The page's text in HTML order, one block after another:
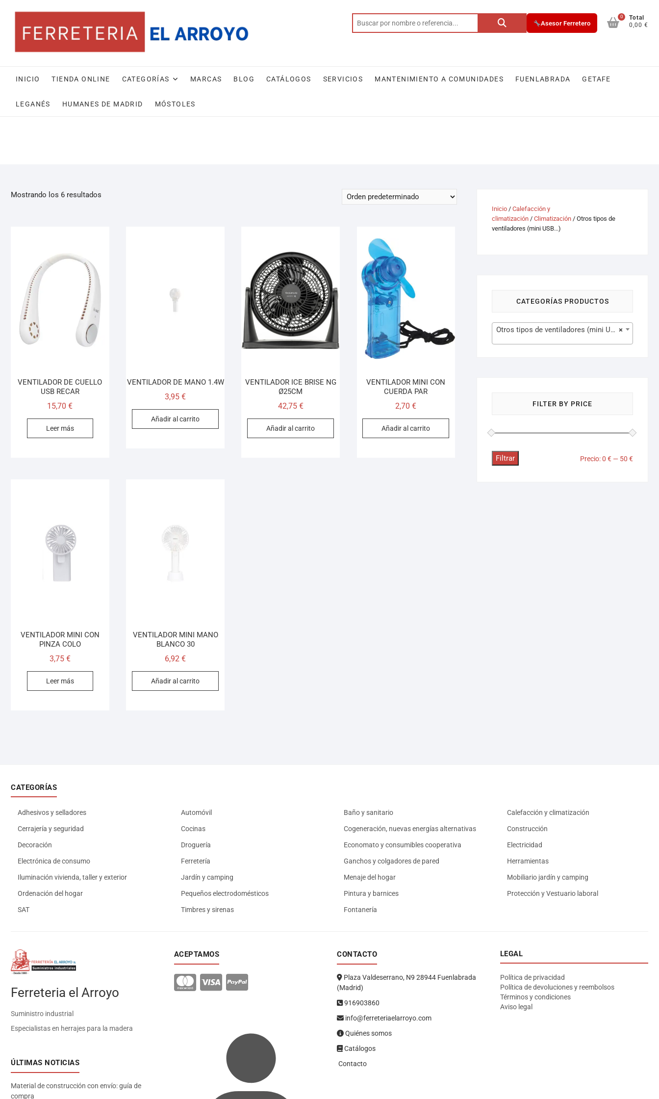
Asesor Ferretero
0
Total
0,00 €
INICIO TIENDA ONLINE CATEGORÍAS MARCAS BLOG CATÁLOGOS SERVICIOS MANTENIMIENTO A COMUNIDADES FUENLABRADA GETAFE
LEGANÉS HUMANES DE MADRID MÓSTOLES
Mostrando los 6 resultados
VENTILADOR DE CUELLO
USB RECAR
15,70€
Leer más
VENTILADOR DE MANO 1.4W
3,95€
Añadir al carrito
VENTILADOR ICE BRISE NG
Ø25CM
42,75 €
Añadir al carrito
VENTILADOR MINI CON
CUERDA PAR
2,70€
Añadir al carrito
VENTILADOR MINI CON
PINZA COLO
3,75 €
Leer más
VENTILADOR MINI MANO
BLANCO 30
6,92€
Añadir al carrito
Inicio / Calefacción y
climatización / Climatización / Otros tipos de
ventiladores (mini USB...)
CATEGORÍAS PRODUCTOS
×
Otros tipos de ventiladores (mini USB…) (6)
FILTER BY PRICE
Filtrar Precio:0 € — 50 €
CATEGORÍAS
Adhesivos y selladores Automóvil Baño y sanitario Calefacción y climatización
Cerrajería y seguridad Cocinas Cogeneración, nuevas energías alternativas Construcción
Decoración Droguería Economato y consumibles cooperativa Electricidad
Electrónica de consumo Ferretería Ganchos y colgadores de pared Herramientas
Iluminación vivienda, taller y exterior Jardín y camping Menaje del hogar Mobiliario jardín y camping
Ordenación del hogar Pequeños electrodomésticos Pintura y barnices Protección y Vestuario laboral
SAT Timbres y sirenas Fontanería
Ferreteria el Arroyo
Suministro industrial
Especialistas en herrajes para la madera
ÚLTIMAS NOTICIAS
Material de construcción con envío: guía de
compra
ACEPTAMOS CONTACTO
Plaza Valdeserrano, N9 28944 Fuenlabrada
(Madrid)
916903860
info@ferreteriaelarroyo.com
Quiénes somos
Catálogos
Contacto
LEGAL
Política de privacidad
Política de devoluciones y reembolsos
Términos y condiciones
Aviso legal
Asesor El Arroyo
En línea · responde en segundos
WhatsApp